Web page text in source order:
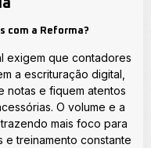
com a Reforma?
exigem que contadores
a escrituração digital,
notas e fiquem atentos
O volume e a
mais foco para
e treinamento constante